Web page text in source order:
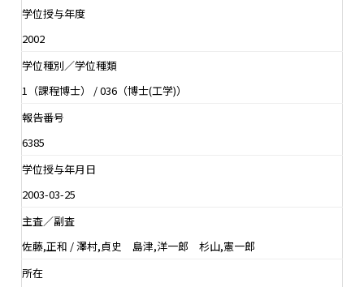
学位授与年度
2002
学位種別／学位種類
1（課程博士） / 036（博士(工学)）
報告番号
6385
学位授与年月日
2003-03-25
主査／副査
佐藤,正和 / 澤村,貞史 島津,洋一郎 杉山,憲一郎
所在